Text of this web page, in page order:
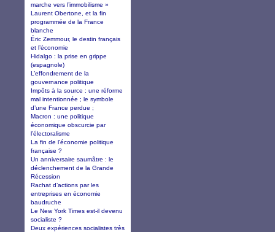
marche vers l’immobilisme »
Laurent Obertone, et la fin
programmée de la France
blanche
Éric Zemmour, le destin français
et l’économie
Hidalgo : la prise en grippe
(espagnole)
L’effondrement de la
gouvernance politique
Impôts à la source : une réforme
mal intentionnée ; le symbole
d’une France perdue ;
Macron : une politique
économique obscurcie par
l’électoralisme
La fin de l'économie politique
française ?
Un anniversaire saumâtre : le
déclenchement de la Grande
Récession
Rachat d’actions par les
entreprises en économie
baudruche
Le New York Times est-il devenu
socialiste ?
Deux expériences socialistes très